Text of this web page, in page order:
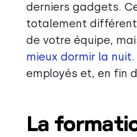
derniers gadgets.
totalement
de votre équipe,
mieux dormir la nuit.
employés et, en fin
La